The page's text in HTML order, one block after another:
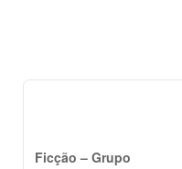
Ficção – Grupo